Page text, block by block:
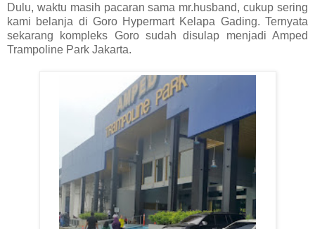
Dulu, waktu masih pacaran sama mr.husband, cukup sering
kami belanja di Goro Hypermart Kelapa Gading. Ternyata
sekarang kompleks Goro sudah disulap menjadi Amped
Trampoline Park Jakarta.